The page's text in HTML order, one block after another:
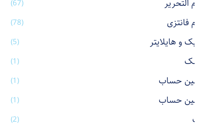
لوازم التحریر (67)
لوازم فانتزی (78)
ماژیک و هایلایتر (5)
ماسک (1)
ماشین حساب (1)
ماشین حساب (1)
ماگ (2)